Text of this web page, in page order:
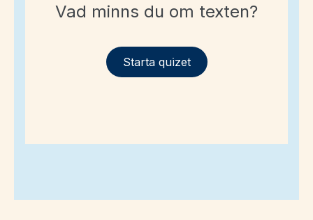
Vad minns du om texten?
Starta quizet